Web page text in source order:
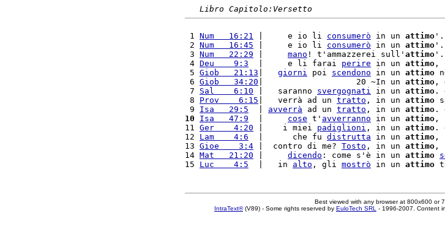
Libro Capitolo:Versetto
1 Num   16:21 |     e io li consumerò in un attimo '.
2 Num   16:45 |     e io li consumerò in un attimo '.
3 Num   22:29 mano ! t'ammazzerei sull' attimo '.
4 Deu    9:3
  |     e li farai
perire in un attimo ,
5 Giob   21:13 giorni poi scendono in un attimo
6 Giob   34:20 |                   20 ~In un attimo ,
7 Sal    6:10 |   saranno svergognati in un attimo .
8 Prov    6:15 |   verrà ad un tratto , in un attimo
9 Isa   29:5 avverrà ad un tratto , in un attimo
10
Isa   47:9 cose t' avverranno in un attimo ,
11 Ger    4:20 |    i miei padiglioni , in un attimo .
12 Lam    4:6
  |      che fu
distrutta in un attimo ,
13 Gioe    3:4 |  contro di me? Tosto , in un attimo ,
14 Mat   21:20 dicendo : come s'è in un attimo
15 Luc    4:5
  |   in
alto , gli mostrò in un attimo
Best viewed with any browser at 800x600 or
IntraText®(V89) - Some rights reserved by EuloTech SRL - 1996-2007. Content